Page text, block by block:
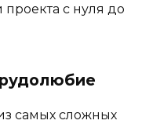
с нуля до
самых сложных